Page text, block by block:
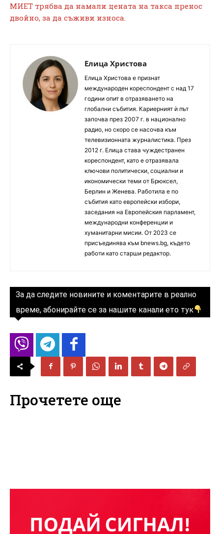
МИЕТ трябва да намали цената на такса пренос
двойно, за да съживи износа.
Елица Христова
Елица Христова е признат
международен кореспондент с над 17
години опит в отразяването на
глобални събития. Кариерният ѝ път
започва през 2007 г. в национално
радио, но скоро се насочва към
телевизионната журналистика. През
2012 г. Елица става чуждестранен
кореспондент, като е отразявала
ключови политически, социални и
икономически теми от Брюксел,
Берлин и Женева. Работила е по
събития като европейски избори,
заседания на Европейския парламент,
международни конференции и
хуманитарни мисии. От 2023 се
присъединява към bnews.bg, където
работи като старши редактор.
За да следите новините и коментарите в реално
време, абонирайте се за нашите канали ето тук
Прочетете още